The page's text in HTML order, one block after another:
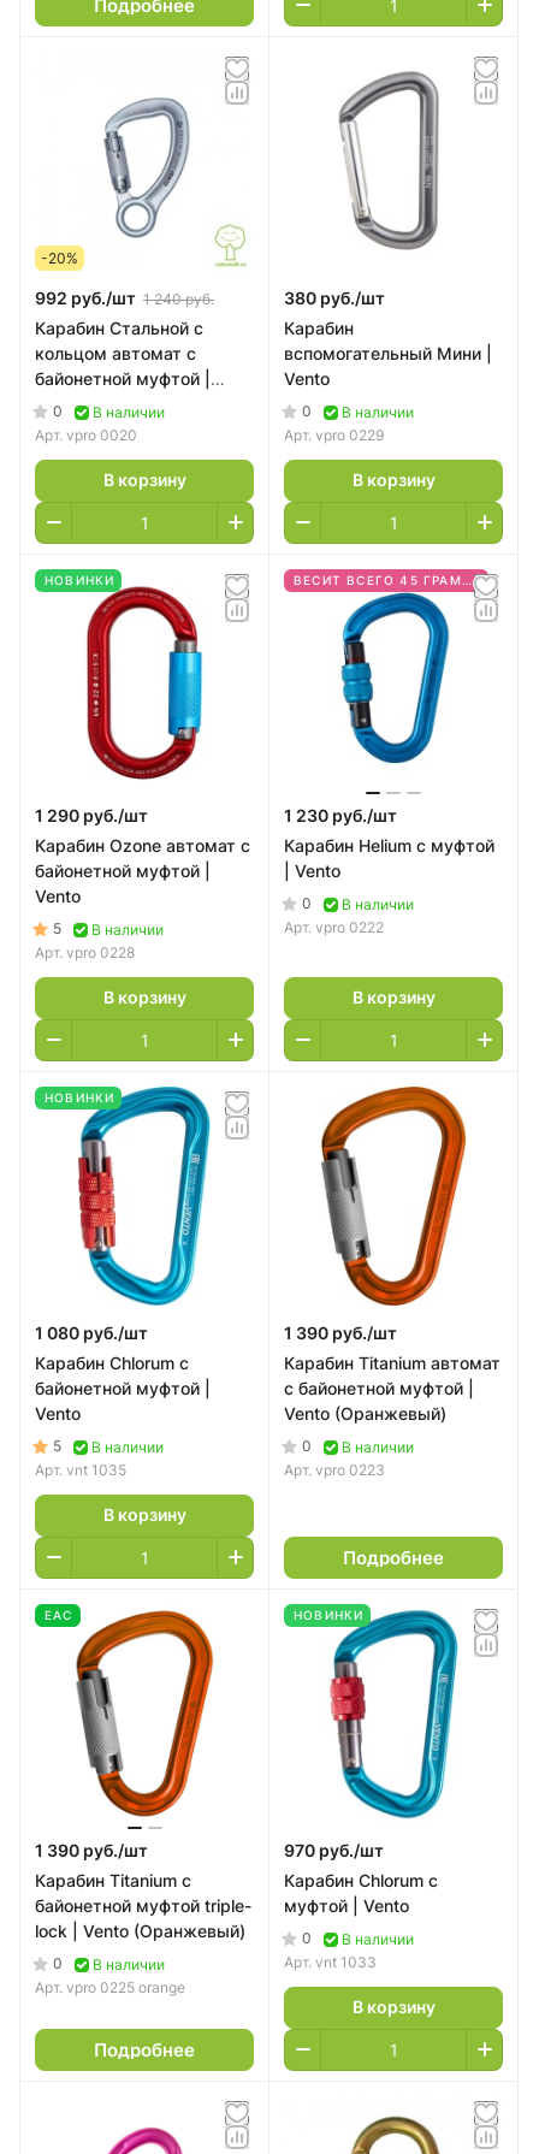
Подробнее
-20%
992 руб./шт 1 240 руб.
Карабин Стальной с
кольцом автомат с
байонетной муфтой |
Vento
0
В наличии
Арт. vpro 0020
В корзину
380 руб./шт
Карабин
вспомогательный Мини |
Vento
0
В наличии
Арт. vpro 0229
В корзину
НОВИНКИ
1 290 руб./шт
Карабин Ozone автомат с
байонетной муфтой |
Vento
5
В наличии
Арт. vpro 0228
В корзину
ВЕСИТ ВСЕГО 45 ГРАММ, НО ВЫДЕРЖИВАЕТ НАГРУЗКУ ДО 23 KN!
1 230 руб./шт
Карабин Helium с муфтой
| Vento
0
В наличии
Арт. vpro 0222
В корзину
НОВИНКИ
1 080 руб./шт
Карабин Chlorum с
байонетной муфтой |
Vento
5
В наличии
Арт. vnt 1035
В корзину
1 390 руб./шт
Карабин Titanium автомат
с байонетной муфтой |
Vento (Оранжевый)
0
В наличии
Арт. vpro 0223
Подробнее
EAC
1 390 руб./шт
Карабин Titanium с
байонетной муфтой triple-
lock | Vento (Оранжевый)
0
В наличии
Арт. vpro 0225 orange
Подробнее
НОВИНКИ
970 руб./шт
Карабин Chlorum с
муфтой | Vento
0
В наличии
Арт. vnt 1033
В корзину